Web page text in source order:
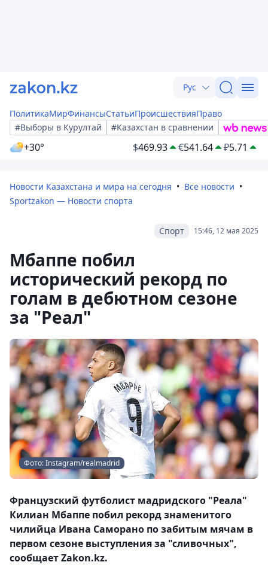
Рус
ПолитикаМирФинансыСтатьиПроисшествияПраво
#Выборы в Курултай
#Казахстан в сравнении
+30° $469.93 €541.64 ₽5.71
Новости Казахстана и мира на сегодня
Все новости
Sportzakon — Новости спорта
15:46, 12 мая 2025
Спорт
Мбаппе побил
исторический рекорд по
голам в дебютном сезоне
за "Реал"
Фото: Instagram/realmadrid
Французский футболист мадридского "Реала"
Килиан Мбаппе побил рекорд знаменитого
чилийца Ивана Саморано по забитым мячам в
первом сезоне выступления за "сливочных",
сообщает Zakon.kz.